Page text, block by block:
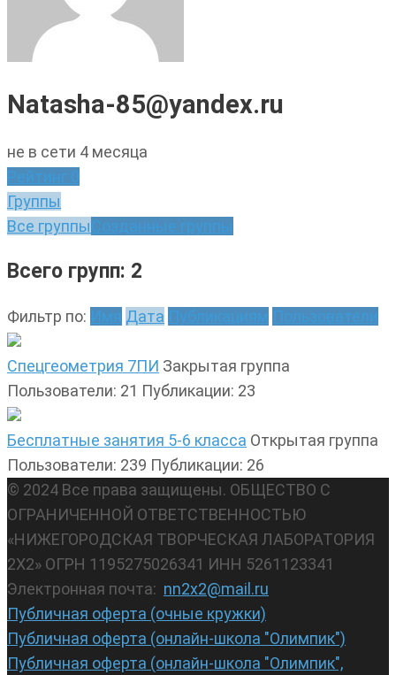
Natasha-85@yandex.ru
не в сети 4 месяца
Рейтинг 0
Группы
Все группыСозданные группы
Всего групп: 2
Фильтр по: Имя Дата Публикациям Пользователи
Спецгеометрия 7ПИ Закрытая группа
Пользователи: 21 Публикации: 23
Бесплатные занятия 5-6 класса Открытая группа
Пользователи: 239 Публикации: 26
© 2024 Все права защищены. ОБЩЕСТВО С
ОГРАНИЧЕННОЙ ОТВЕТСТВЕННОСТЬЮ
«НИЖЕГОРОДСКАЯ ТВОРЧЕСКАЯ ЛАБОРАТОРИЯ
2Х2» ОГРН 1195275026341 ИНН 5261123341
Электронная почта: nn2x2@mail.ru
Публичная оферта (очные кружки)
Публичная оферта (онлайн-школа "Олимпик")
Публичная оферта (онлайн-школа "Олимпик",